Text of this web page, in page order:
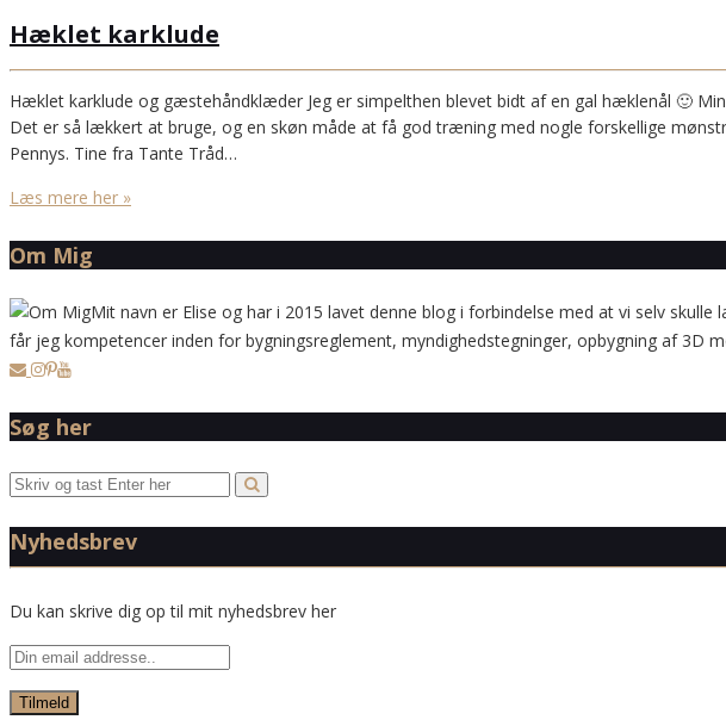
Hæklet karklude
Hæklet karklude og gæstehåndklæder Jeg er simpelthen blevet bidt af en gal hæklenål 🙂
Det er så lækkert at bruge, og en skøn måde at få god træning med nogle forskellige
Pennys. Tine fra Tante Tråd…
Læs mere her »
Om Mig
Mit navn er Elise og har i 2015 lavet denne blog i forbindelse med at vi selv
får jeg kompetencer inden for bygningsreglement, myndighedstegninger, opbygning af 3D
Søg her
Nyhedsbrev
Du kan skrive dig op til mit nyhedsbrev her